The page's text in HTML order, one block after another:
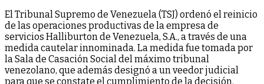
El Tribunal Supremo de Venezuela (TSJ) ordenó el reinicio
de las operaciones productivas de la empresa de
servicios Halliburton de Venezuela, S.A., a través de una
medida cautelar innominada. La medida fue tomada por
la Sala de Casación Social del máximo tribunal
venezolano, que además designó a un veedor judicial
para que se constate el cumplimiento de la decisión.